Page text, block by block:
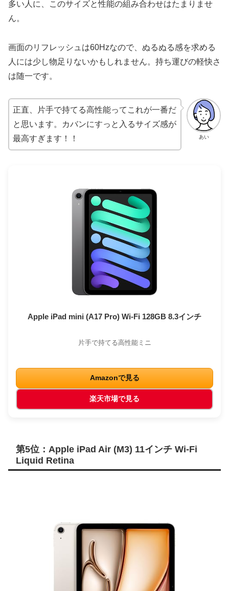
多い人に、このサイズと性能の組み合わせはたまりませ
ん。
画面のリフレッシュは60Hzなので、ぬるぬる感を求める
人には少し物足りないかもしれません。持ち運びの軽快さ
は随一です。
あい
正直、片手で持てる高性能ってこれが一番だ
と思います。カバンにすっと入るサイズ感が
最高すぎます！！
Apple iPad mini (A17 Pro) Wi-Fi 128GB 8.3インチ
片手で持てる高性能ミニ
Amazonで見る
楽天市場で見る
第5位：Apple iPad Air (M3) 11インチ Wi-Fi
Liquid Retina